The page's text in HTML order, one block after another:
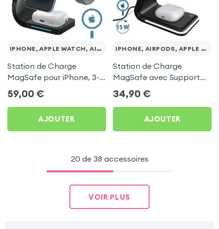
IPHONE, APPLE WATCH, AIRPODS
Station de Charge
MagSafe pour iPhone, 3-
en-1 avec Charge sans Fil
pour Apple Watch et
AirPods - Noir
59,00 €
AJOUTER
IPHONE, AIRPODS, APPLE WATCH
Station de Charge
MagSafe avec Support
pour iPhone + Chargeur
Sans Fil pour AirPods et
Apple Watch - Noir
34,90 €
AJOUTER
20 de 38 accessoires
VOIR PLUS